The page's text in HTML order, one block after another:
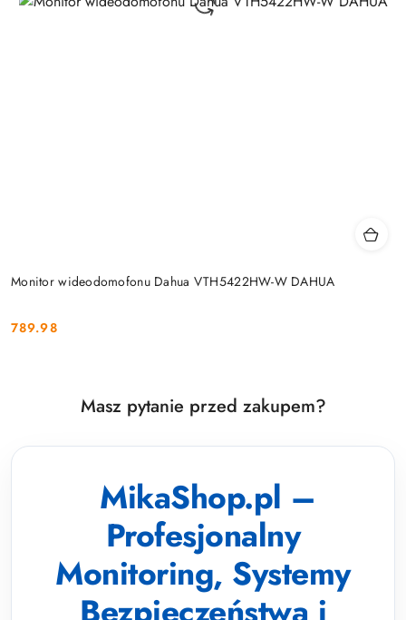
Monitor wideodomofonu Dahua VTH5422HW-W DAHUA
Cena:
789.98
Masz pytanie przed zakupem?
MikaShop.pl –
Profesjonalny
Monitoring, Systemy